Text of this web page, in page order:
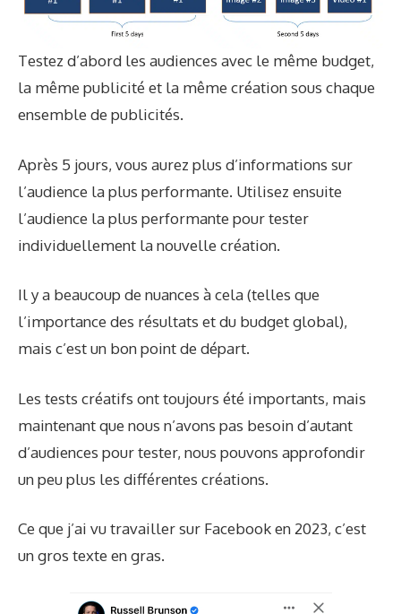
Testez d’abord les audiences avec le même budget,
la même publicité et la même création sous chaque
ensemble de publicités.
Après 5 jours, vous aurez plus d’informations sur
l’audience la plus performante. Utilisez ensuite
l’audience la plus performante pour tester
individuellement la nouvelle création.
Il y a beaucoup de nuances à cela (telles que
l’importance des résultats et du budget global),
mais c’est un bon point de départ.
Les tests créatifs ont toujours été importants, mais
maintenant que nous n’avons pas besoin d’autant
d’audiences pour tester, nous pouvons approfondir
un peu plus les différentes créations.
Ce que j’ai vu travailler sur Facebook en 2023, c’est
un gros texte en gras.